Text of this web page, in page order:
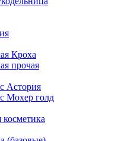
Кроха
прочая
Астория
Мохер голд